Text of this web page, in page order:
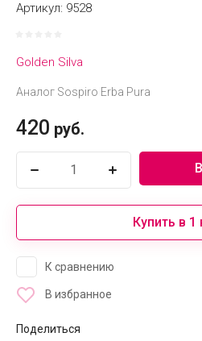
Артикул: 9528
Golden Silva
Аналог Sospiro Erba Pura
420 руб.
Купить в 1
К сравнению
В избранное
Поделиться